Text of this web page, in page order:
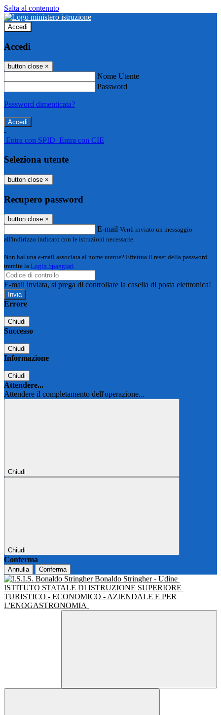
Salta al contenuto
Accedi
Accedi
button close ×
Nome Utente
Password
Password dimenticata?
-
Entra con SPID Entra con CIE
Seleziona utente
button close ×
Recupero password
button close ×
E-mail Verrà inviato un messaggio
all'indirizzo indicato con le istruzioni necessarie.
Non hai una e-mail associata al nome utente? Effettua il reset della password
tramite la Login Spaggiari
E-mail inviata, si prega di controllare la casella di posta elettronica!
Errore
Chiudi
Successo
Chiudi
Informazione
Chiudi
Attendere...
Attendere il completamento dell'operazione...
Chiudi
Chiudi
Conferma
Annulla Conferma
Bonaldo Stringher - Udine
ISTITUTO STATALE DI ISTRUZIONE SUPERIORE
TURISTICO - ECONOMICO - AZIENDALE E PER
L'ENOGASTRONOMIA